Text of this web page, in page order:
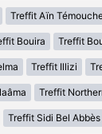
Treffit Aïn
Bouira Treffit
Treffit Illizi
Treffit
Treffit Sidi Bel Abbès